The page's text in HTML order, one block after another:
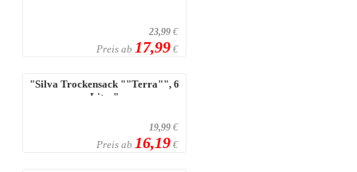
23,99 €
Preis ab 17,99 €
"Silva Trockensack ""Terra"", 6
Liter"
19,99 €
Preis ab 16,19 €